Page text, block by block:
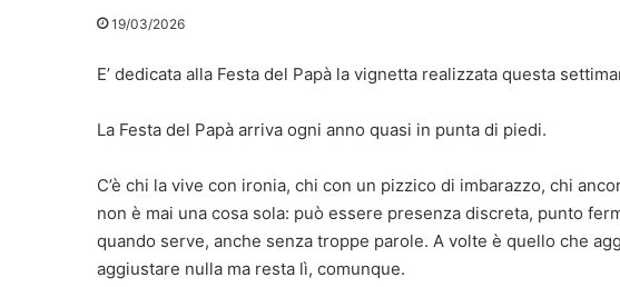
19/03/2026
E’ dedicata alla Festa del Papà la vignetta realizzata questa
La Festa del Papà arriva ogni anno quasi in punta di piedi.
C’è chi la vive con ironia, chi con un pizzico di imbarazzo, chi
non è mai una cosa sola: può essere presenza discreta, punto
quando serve, anche senza troppe parole. A volte è quello che
aggiustare nulla ma resta lì, comunque.